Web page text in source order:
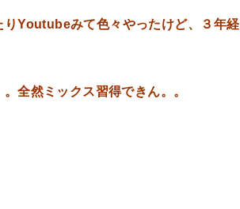
りYoutubeみて色々やったけど、３年経
全然ミックス習得できん。。